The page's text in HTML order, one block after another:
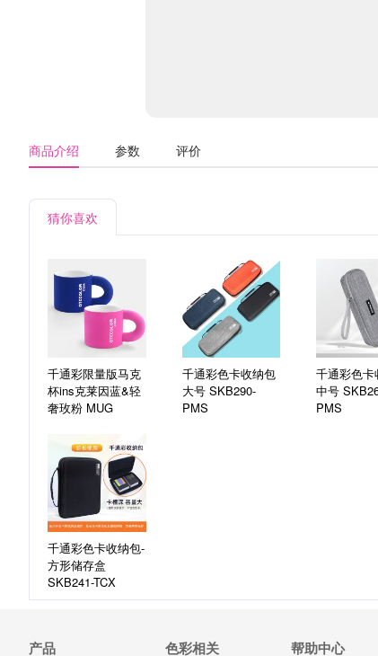
商品介绍 参数 评价
猜你喜欢
千通彩限量版马克
杯ins克莱因蓝&轻
奢玫粉 MUG
千通彩色卡收纳包
大号 SKB290-
PMS
千通彩色卡
中号
PMS
千通彩色卡收纳包-
方形储存盒
SKB241-TCX
产品 色彩相关 帮助中心